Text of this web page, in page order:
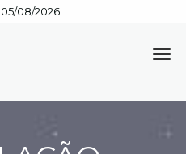
05/08/2026